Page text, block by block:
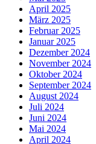
April 2025
März 2025
Februar 2025
Januar 2025
Dezember 2024
November 2024
Oktober 2024
September 2024
August 2024
Juli 2024
Juni 2024
Mai 2024
April 2024